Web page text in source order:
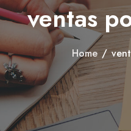
ventas
Home /